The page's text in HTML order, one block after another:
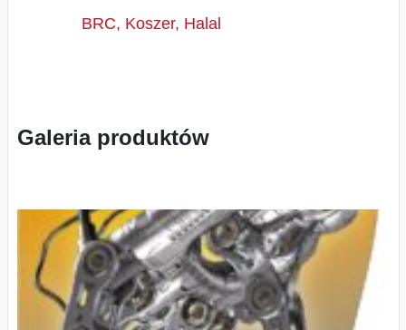
BRC, Koszer, Halal
Galeria produktów